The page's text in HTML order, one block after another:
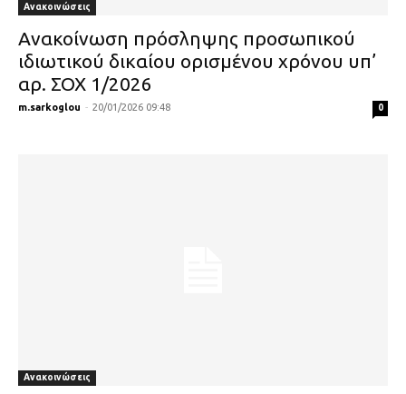
Ανακοινώσεις
Ανακοίνωση πρόσληψης προσωπικού
ιδιωτικού δικαίου ορισμένου χρόνου υπ’
αρ. ΣΟΧ 1/2026
m.sarkoglou - 20/01/2026 09:48 0
Ανακοινώσεις